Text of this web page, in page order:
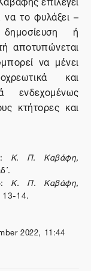
το φυλάξει –
ή
αποτυπώνεται
να μένει
και
ενδεχομένως
κτήτορες και
Κ. Π. Καβάφη,
Κ. Π. Καβάφη,
14.
2022, 11:44